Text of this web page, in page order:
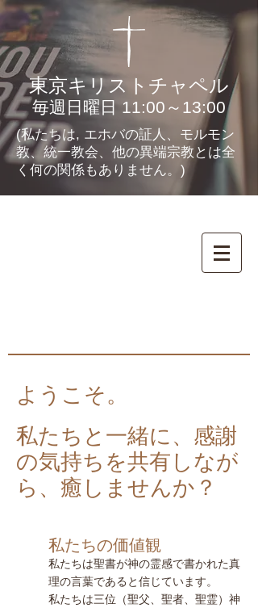
東京キリストチャペル
毎週日曜日 11:00～13:00
(私たちは, エホバの証人、モルモン
教、統一教会、他の異端宗教とは全
く何の関係もありません。)
ようこそ。
私たちと一緒に、感謝
の気持ちを共有しなが
ら、癒しませんか？
私たちの価値観
私たちは聖書が神の霊感で書かれた真
理の言葉であると信じています。
私たちは三位（聖父、聖者、聖霊）神